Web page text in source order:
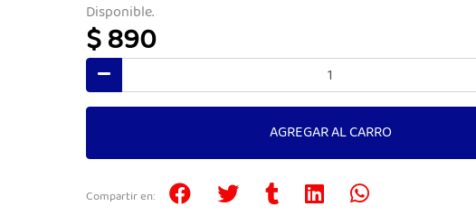
Disponible.
$ 890
AGREGAR AL CARRO
Compartir en: